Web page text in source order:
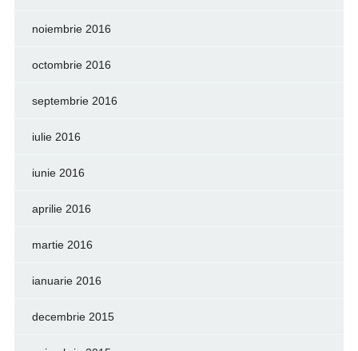
noiembrie 2016
octombrie 2016
septembrie 2016
iulie 2016
iunie 2016
aprilie 2016
martie 2016
ianuarie 2016
decembrie 2015